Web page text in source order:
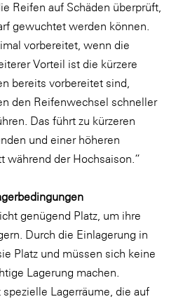
Österreich
Salzburg
Fahrzeughandel und
Finanzdienstleister
Reifen auf Schäden überprüft,
gewuchtet werden können.
vorbereitet, wenn die
Vorteil ist die kürzere
bereits vorbereitet sind,
den Reifenwechsel schneller
Das führt zu kürzeren
und einer höheren
während der Hochsaison.“
genügend Platz, um ihre
Durch die Einlagerung in
Platz und müssen sich keine
Lagerung machen.
Lagerräume, die auf